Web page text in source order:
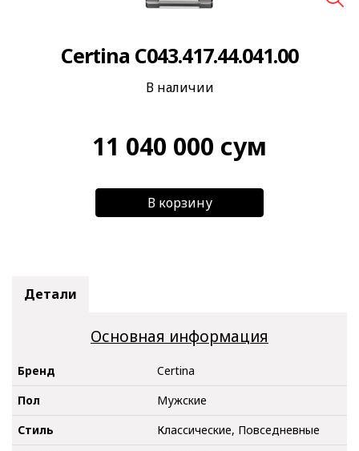
Certina C043.417.44.041.00
В наличии
11 040 000 сум
В корзину
Детали
Основная информация
Бренд
Certina
Пол
Мужские
Стиль
Классические, Повседневные